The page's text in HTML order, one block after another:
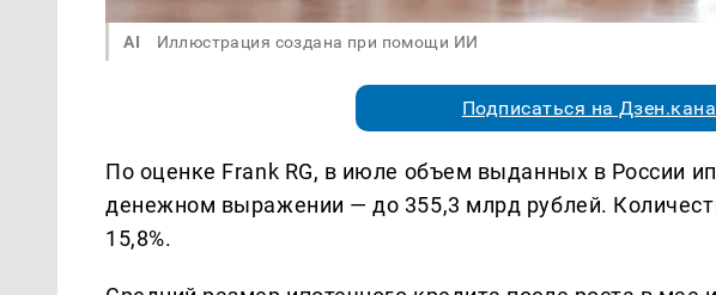
AI Иллюстрация создана при помощи ИИ
Подписаться на
По оценке Frank RG, в июле объем выданных в России
денежном выражении — до 355,3 млрд рублей.
15,8%.